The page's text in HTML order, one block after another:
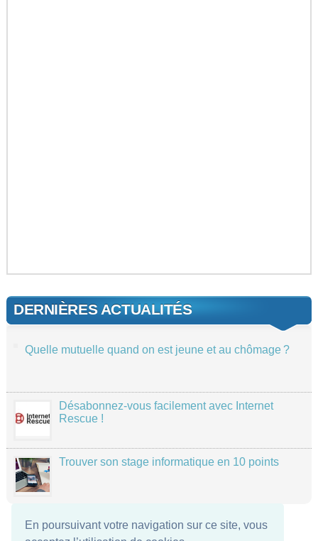
En poursuivant votre navigation sur ce site, vous
DERNIÈRES ACTUALITÉS
Quelle mutuelle quand on est jeune et au chômage ?
Désabonnez-vous facilement avec Internet
Rescue !
Trouver son stage informatique en 10 points